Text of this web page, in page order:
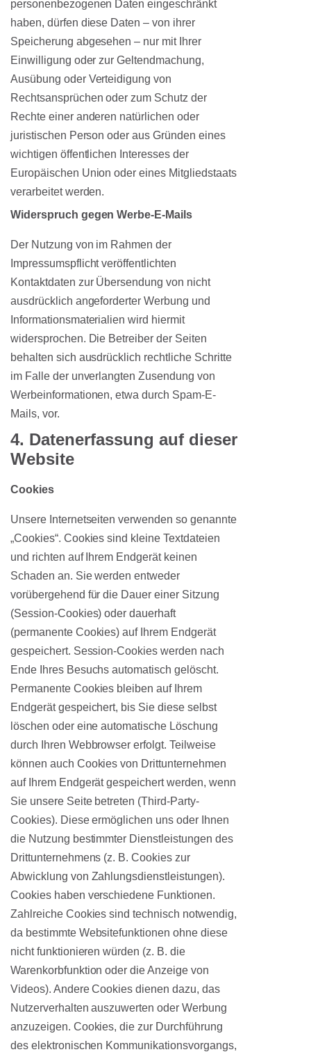
personenbezogenen Daten eingeschränkt
haben, dürfen diese Daten – von ihrer
Speicherung abgesehen – nur mit Ihrer
Einwilligung oder zur Geltendmachung,
Ausübung oder Verteidigung von
Rechtsansprüchen oder zum Schutz der
Rechte einer anderen natürlichen oder
juristischen Person oder aus Gründen eines
wichtigen öffentlichen Interesses der
Europäischen Union oder eines Mitgliedstaats
verarbeitet werden.
Widerspruch gegen Werbe-E-Mails
Der Nutzung von im Rahmen der
Impressumspflicht veröffentlichten
Kontaktdaten zur Übersendung von nicht
ausdrücklich angeforderter Werbung und
Informationsmaterialien wird hiermit
widersprochen. Die Betreiber der Seiten
behalten sich ausdrücklich rechtliche Schritte
im Falle der unverlangten Zusendung von
Werbeinformationen, etwa durch Spam-E-
Mails, vor.
4. Datenerfassung auf dieser
Website
Cookies
Unsere Internetseiten verwenden so genannte
„Cookies“. Cookies sind kleine Textdateien
und richten auf Ihrem Endgerät keinen
Schaden an. Sie werden entweder
vorübergehend für die Dauer einer Sitzung
(Session-Cookies) oder dauerhaft
(permanente Cookies) auf Ihrem Endgerät
gespeichert. Session-Cookies werden nach
Ende Ihres Besuchs automatisch gelöscht.
Permanente Cookies bleiben auf Ihrem
Endgerät gespeichert, bis Sie diese selbst
löschen oder eine automatische Löschung
durch Ihren Webbrowser erfolgt. Teilweise
können auch Cookies von Drittunternehmen
auf Ihrem Endgerät gespeichert werden, wenn
Sie unsere Seite betreten (Third-Party-
Cookies). Diese ermöglichen uns oder Ihnen
die Nutzung bestimmter Dienstleistungen des
Drittunternehmens (z. B. Cookies zur
Abwicklung von Zahlungsdienstleistungen).
Cookies haben verschiedene Funktionen.
Zahlreiche Cookies sind technisch notwendig,
da bestimmte Websitefunktionen ohne diese
nicht funktionieren würden (z. B. die
Warenkorbfunktion oder die Anzeige von
Videos). Andere Cookies dienen dazu, das
Nutzerverhalten auszuwerten oder Werbung
anzuzeigen. Cookies, die zur Durchführung
des elektronischen Kommunikationsvorgangs,